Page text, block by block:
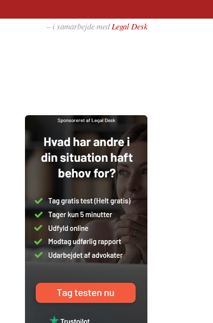
– i samarbejde medLegal Desk